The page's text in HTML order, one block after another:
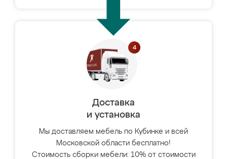
Доставка
и установка
Мы доставляем мебель по Кубинке и всей
Московской области бесплатно!
Стоимость сборки мебели: 10% от стоимости